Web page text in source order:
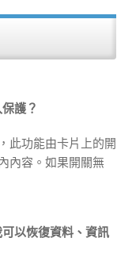
護？
，此功能由卡片上的開
內容。如果開關無
以恢復資料、資訊